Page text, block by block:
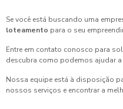
Se você está buscando uma
loteamento para o seu
Entre em contato conosco para
descubra como podemos ajudar
Nossa equipe está à disposição
nossos serviços e encontrar a